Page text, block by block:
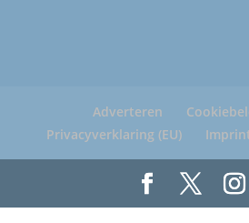
Adverteren
Privacyverklaring (EU)